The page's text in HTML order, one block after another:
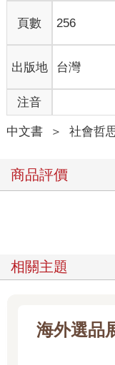
但我們真的只能回憶
成為我們的未來。現
人，都可以在那裡狩
有確定的氏族獵場範
對於拉庫拉庫溪的族
根基。這些地方承載
嚴，許多原住民面臨
弱，身分認同也因此
在這片被國家和法律
同隱藏在雲霧中的山
交錯中，如何找到一
取了鎮壓的政策，這
主張設立「蕃人自治
我們從山林中的獵人
家園也逐漸變成了無
化成文字，從中更深
頁數 256
出版地 台灣
注音
中文書 ＞ 社會哲
商品評價
相關主題
海外選品